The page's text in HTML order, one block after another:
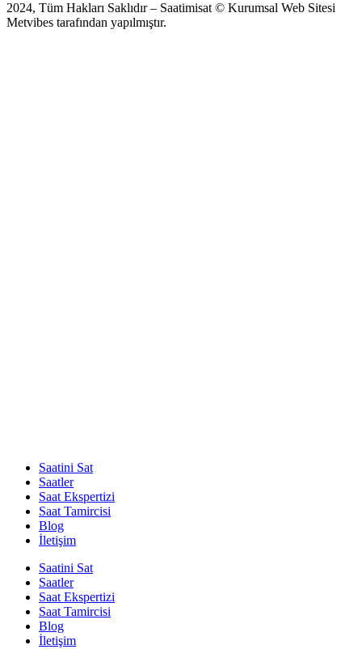
2024, Tüm Hakları Saklıdır – Saatimisat © Kurumsal Web Sitesi
Metvibes tarafından yapılmıştır.
Saatini Sat
Saatler
Saat Ekspertizi
Saat Tamircisi
Blog
İletişim
Saatini Sat
Saatler
Saat Ekspertizi
Saat Tamircisi
Blog
İletişim